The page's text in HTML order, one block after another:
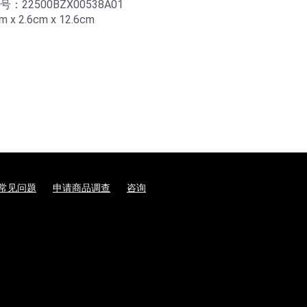
：22500BZX00538A01
x 2.6cm x 12.6cm
见问题 申请商品调查 咨询